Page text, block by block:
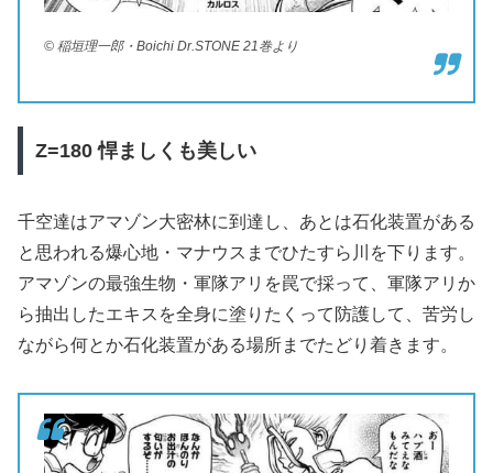
© 稲垣理一郎・Boichi Dr.STONE 21巻より
Z=180悍ましくも美しい
千空達はアマゾン大密林に到達し、あとは石化装置がある
と思われる爆心地・マナウスまでひたすら川を下ります。
アマゾンの最強生物・軍隊アリを罠で採って、軍隊アリか
ら抽出したエキスを全身に塗りたくって防護して、苦労し
ながら何とか石化装置がある場所までたどり着きます。